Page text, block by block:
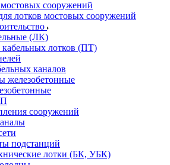
сооружений
лотков мостовых сооружений
(ЛК)
лотков (ПТ)
каналов
железобетонные
сооружений
подстанций
лотки (БК, УБК)